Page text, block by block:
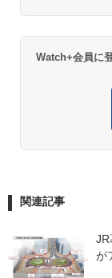
Watch+会員に
関連記事
JR
が